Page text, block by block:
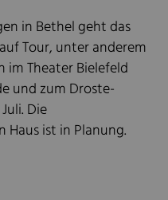
in Bethel geht das
Tour, unter anderem
Theater Bielefeld
und zum Droste-
Die
ist in Planung.